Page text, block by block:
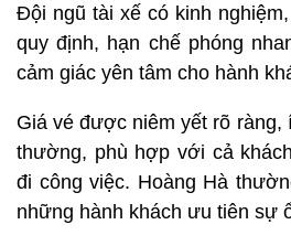
Đội ngũ tài xế có kinh
quy định, hạn chế phóng
cảm giác yên tâm cho hành
Giá vé được niêm yết rõ ràng,
thường, phù hợp với cả
đi công việc. Hoàng Hà
những hành khách ưu tiên sự